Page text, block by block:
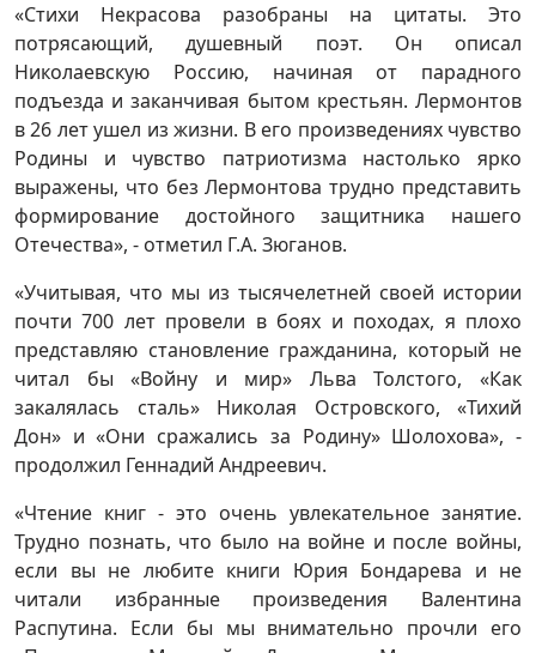
«Стихи Некрасова разобраны на цитаты. Это
потрясающий, душевный поэт. Он описал
Николаевскую Россию, начиная от парадного
подъезда и заканчивая бытом крестьян. Лермонтов
в 26 лет ушел из жизни. В его произведениях чувство
Родины и чувство патриотизма настолько ярко
выражены, что без Лермонтова трудно представить
формирование достойного защитника нашего
Отечества», - отметил Г.А. Зюганов.
«Учитывая, что мы из тысячелетней своей истории
почти 700 лет провели в боях и походах, я плохо
представляю становление гражданина, который не
читал бы «Войну и мир» Льва Толстого, «Как
закалялась сталь» Николая Островского, «Тихий
Дон» и «Они сражались за Родину» Шолохова», -
продолжил Геннадий Андреевич.
«Чтение книг - это очень увлекательное занятие.
Трудно познать, что было на войне и после войны,
если вы не любите книги Юрия Бондарева и не
читали избранные произведения Валентина
Распутина. Если бы мы внимательно прочли его